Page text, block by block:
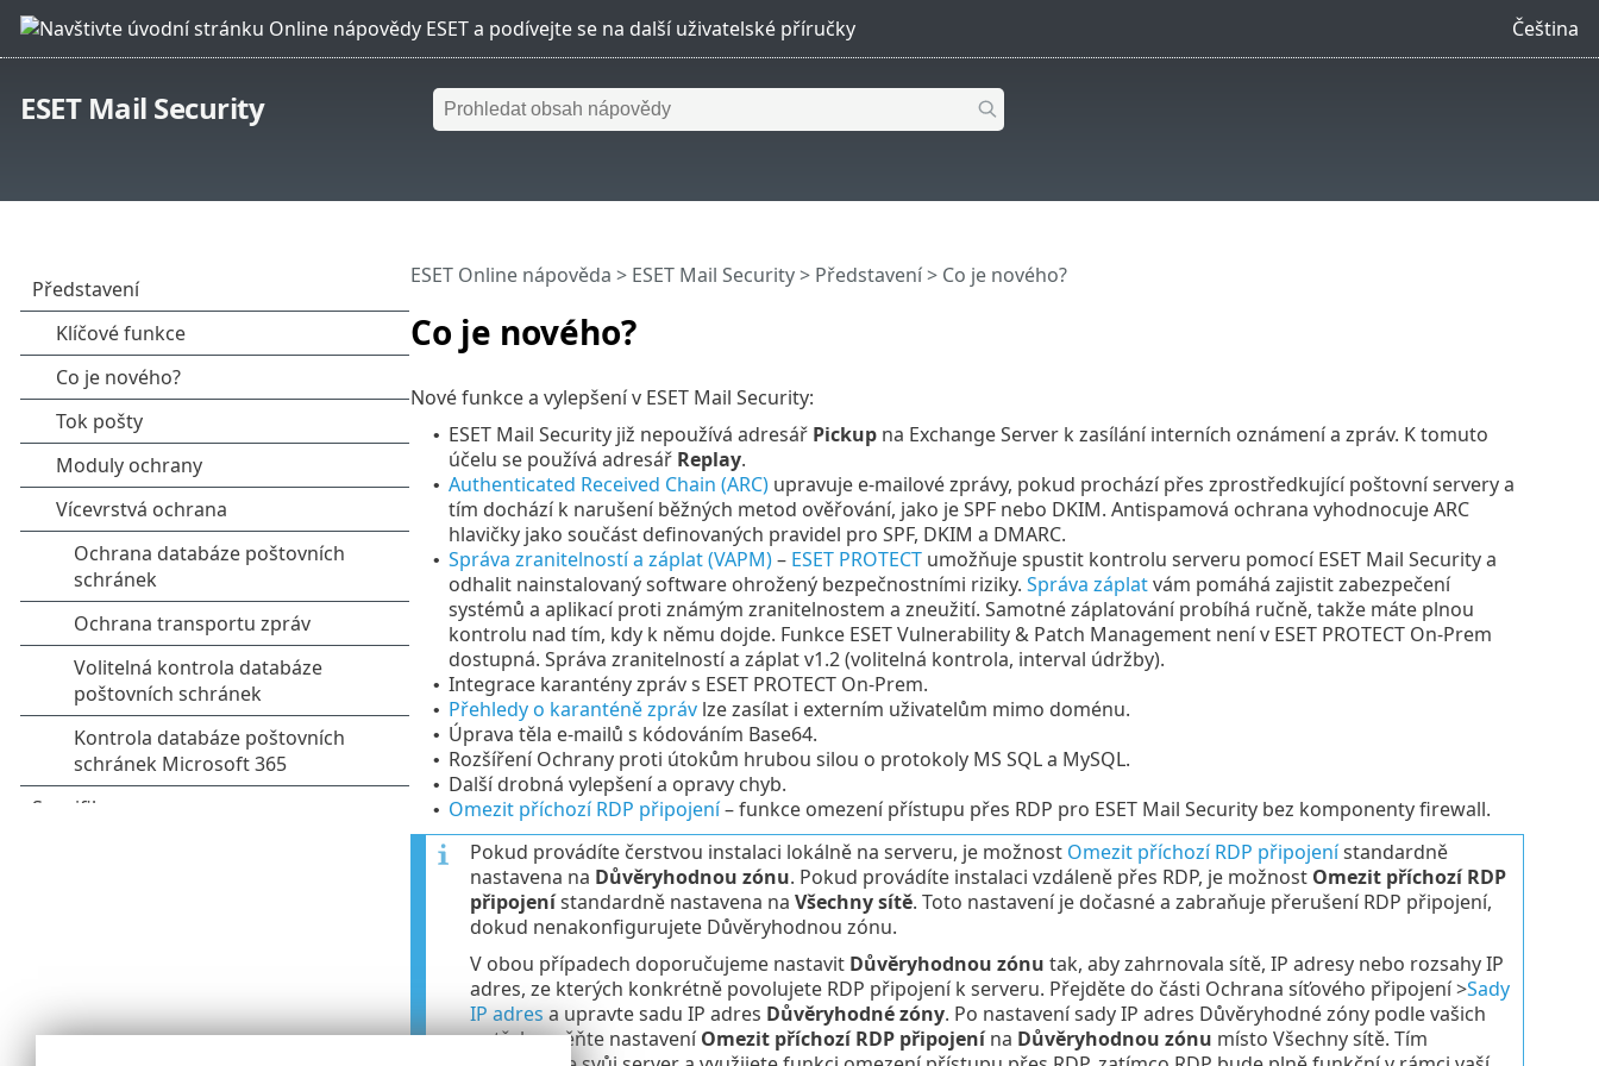
Čeština
ESET Mail Security
Co je nového?
ESET Online nápověda > ESET Mail Security> Představení> Co je nového?
Nové funkce a vylepšení v ESET Mail Security:
• ESET Mail Security již nepoužívá adresář Pickupna Exchange Server k zasílání interních oznámení a zpráv. K tomuto
účelu se používá adresář Replay.
• Authenticated Received Chain (ARC)upravuje e-mailové zprávy, pokud prochází přes zprostředkující poštovní servery a
tím dochází k narušení běžných metod ověřování, jako je SPF nebo DKIM. Antispamová ochrana vyhodnocuje ARC
hlavičky jako součást definovaných pravidel pro SPF, DKIM a DMARC.
• Správa zranitelností a záplat (VAPM)– ESET PROTECTumožňuje spustit kontrolu serveru pomocí ESET Mail Security a
odhalit nainstalovaný software ohrožený bezpečnostními riziky. Správa záplatvám pomáhá zajistit zabezpečení
systémů a aplikací proti známým zranitelnostem a zneužití. Samotné záplatování probíhá ručně, takže máte plnou
kontrolu nad tím, kdy k němu dojde. Funkce ESET Vulnerability & Patch Management není v ESET PROTECT On-Prem
dostupná. Správa zranitelností a záplat v1.2 (volitelná kontrola, interval údržby).
• Integrace karantény zpráv s ESET PROTECT On-Prem.
• Přehledy o karanténě zprávlze zasílat i externím uživatelům mimo doménu.
• Úprava těla e-mailů s kódováním Base64.
• Rozšíření Ochrany proti útokům hrubou silou o protokoly MS SQL a MySQL.
• Další drobná vylepšení a opravy chyb.
• Omezit příchozí RDP připojení– funkce omezení přístupu přes RDP pro ESET Mail Security bez komponenty firewall.
Pokud provádíte čerstvou instalaci lokálně na serveru, je možnost Omezit příchozí RDP připojenístandardně
nastavena na Důvěryhodnou zónu. Pokud provádíte instalaci vzdáleně přes RDP, je možnost Omezit příchozí RDP
připojenístandardně nastavena na Všechny sítě. Toto nastavení je dočasné a zabraňuje přerušení RDP připojení,
dokud nenakonfigurujete Důvěryhodnou zónu.
V obou případech doporučujeme nastavit Důvěryhodnou zónu tak, aby zahrnovala sítě, IP adresy nebo rozsahy IP
adres, ze kterých konkrétně povolujete RDP připojení k serveru. Přejděte do části Ochrana síťového připojení >Sady
IP adres a upravte sadu IP adres Důvěryhodné zóny. Po nastavení sady IP adres Důvěryhodné zóny podle vašich
potřeb změňte nastaveníOmezit příchozí RDP připojenína Důvěryhodnou zónu místo Všechny sítě. Tím